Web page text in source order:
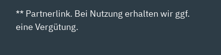
** Partnerlink. Bei Nutzung erhalten wir ggf.
eine Vergütung.